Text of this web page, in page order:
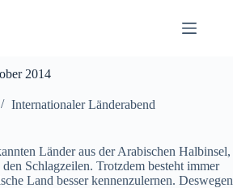
2014
Internationaler Länderabend
Länder aus der Arabischen Halbinsel,
Schlagzeilen. Trotzdem besteht immer
Land besser kennenzulernen. Deswegen